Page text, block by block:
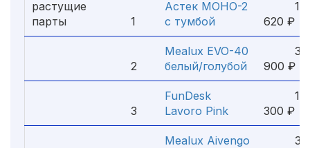
растущие
парты
1
Астек МОНО-2
с тумбой
19
620 ₽
2
Mealux EVO-40
белый/голубой
30
900 ₽
3
FunDesk
Lavoro Pink
14
300 ₽
Mealux Aivengo
33